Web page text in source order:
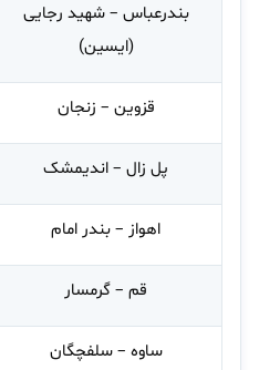
بندرعباس – شهید رجایی
(ایسین)
قزوین – زنجان
پل زال – اندیمشک
اهواز – بندر امام
قم – گرمسار
ساوه – سلفچگان